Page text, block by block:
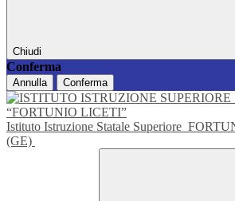
Chiudi
Conferma
Annulla Conferma
Istituto Istruzione Statale Superiore
(GE)